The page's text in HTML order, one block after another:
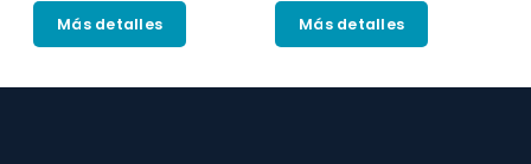
Más detalles Más detalles